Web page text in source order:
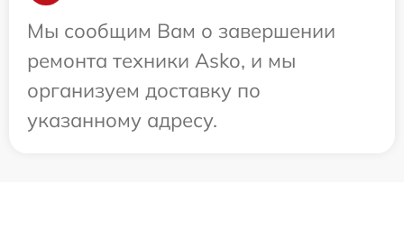
Мы сообщим Вам о завершении
ремонта техники Asko, и мы
организуем доставку по
указанному адресу.